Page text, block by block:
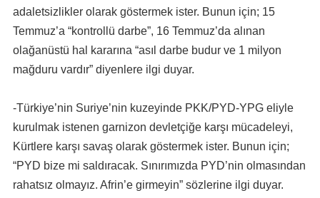
adaletsizlikler olarak göstermek ister. Bunun için; 15
Temmuz’a “kontrollü darbe”, 16 Temmuz’da alınan
olağanüstü hal kararına “asıl darbe budur ve 1 milyon
mağduru vardır” diyenlere ilgi duyar.
-Türkiye’nin Suriye’nin kuzeyinde PKK/PYD-YPG eliyle
kurulmak istenen garnizon devletçiğe karşı mücadeleyi,
Kürtlere karşı savaş olarak göstermek ister. Bunun için;
“PYD bize mi saldıracak. Sınırımızda PYD’nin olmasından
rahatsız olmayız. Afrin’e girmeyin” sözlerine ilgi duyar.